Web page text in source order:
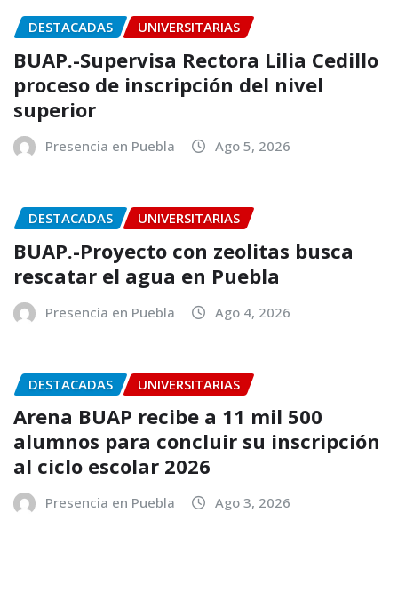
DESTACADAS UNIVERSITARIAS
BUAP.-Supervisa Rectora Lilia Cedillo
proceso de inscripción del nivel
superior
Presencia en Puebla Ago 5, 2026
DESTACADAS UNIVERSITARIAS
BUAP.-Proyecto con zeolitas busca
rescatar el agua en Puebla
Presencia en Puebla Ago 4, 2026
DESTACADAS UNIVERSITARIAS
Arena BUAP recibe a 11 mil 500
alumnos para concluir su inscripción
al ciclo escolar 2026
Presencia en Puebla Ago 3, 2026